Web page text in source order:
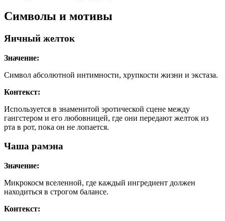
Символы и мотивы
Яичный желток
Значение:
Символ абсолютной интимности, хрупкости жизни и экстаза.
Контекст:
Используется в знаменитой эротической сцене между
гангстером и его любовницей, где они передают желток из
рта в рот, пока он не лопается.
Чаша рамэна
Значение:
Микрокосм вселенной, где каждый ингредиент должен
находиться в строгом балансе.
Контекст: